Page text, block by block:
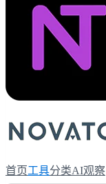
首页工具分类AI观察